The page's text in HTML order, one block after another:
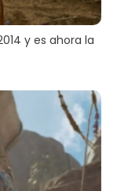
y es ahora la